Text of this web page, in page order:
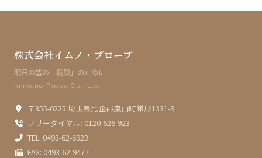
株式会社イムノ・プローブ
明日の皆の「健康」のために
Immuno Probe Co., Ltd.
〒355-0225 埼玉県比企郡嵐山町鎌形1331-3
フリーダイヤル: 0120-626-923
TEL: 0493-62-6923
FAX: 0493-62-9477